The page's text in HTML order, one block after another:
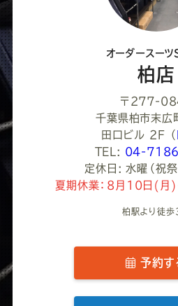
オーダースー
柏店
〒277-
千葉県柏市末広
田口ビル 2F
（
TEL: 04-
定休日: 水曜（祝祭
夏期休業：8月10日(
柏駅より徒歩
予約す